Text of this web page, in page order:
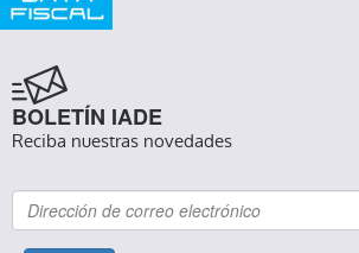
BOLETÍN IADE
Reciba nuestras novedades